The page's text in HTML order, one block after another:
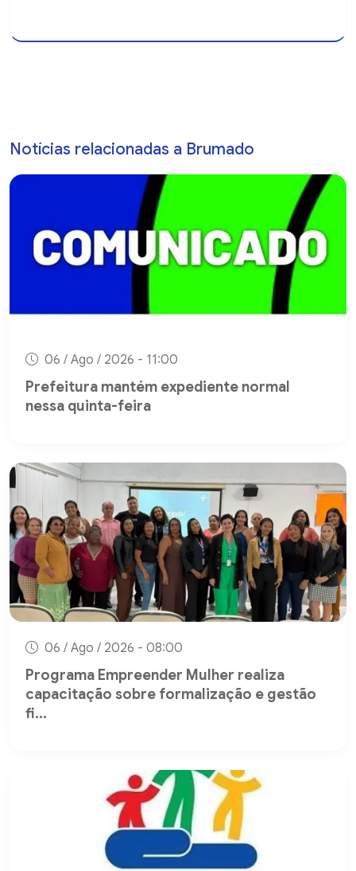
Notícias relacionadas a Brumado
06 / Ago / 2026 - 11:00
Prefeitura mantém expediente normal
nessa quinta-feira
06 / Ago / 2026 - 08:00
Programa Empreender Mulher realiza
capacitação sobre formalização e gestão
fi...